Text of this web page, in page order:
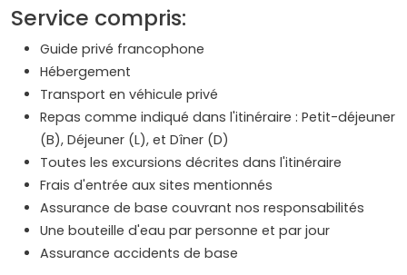
Service compris:
Guide privé francophone
Hébergement
Transport en véhicule privé
Repas comme indiqué dans l'itinéraire : Petit-déjeuner
(B), Déjeuner (L), et Dîner (D)
Toutes les excursions décrites dans l'itinéraire
Frais d'entrée aux sites mentionnés
Assurance de base couvrant nos responsabilités
Une bouteille d'eau par personne et par jour
Assurance accidents de base